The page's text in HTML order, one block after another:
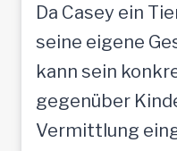
Da Casey ein
seine eigene
kann sein
gegenüber
Vermittlung